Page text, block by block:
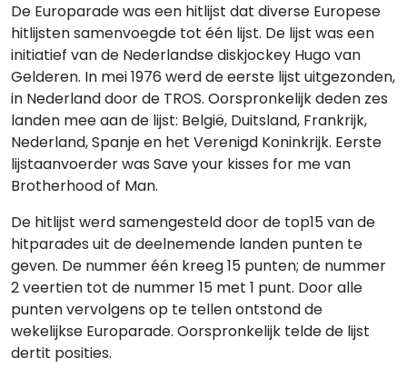
De Europarade was een hitlijst dat diverse Europese
hitlijsten samenvoegde tot één lijst. De lijst was een
initiatief van de Nederlandse diskjockey Hugo van
Gelderen. In mei 1976 werd de eerste lijst uitgezonden,
in Nederland door de TROS. Oorspronkelijk deden zes
landen mee aan de lijst: België, Duitsland, Frankrijk,
Nederland, Spanje en het Verenigd Koninkrijk. Eerste
lijstaanvoerder was Save your kisses for me van
Brotherhood of Man.
De hitlijst werd samengesteld door de top15 van de
hitparades uit de deelnemende landen punten te
geven. De nummer één kreeg 15 punten; de nummer
2 veertien tot de nummer 15 met 1 punt. Door alle
punten vervolgens op te tellen ontstond de
wekelijkse Europarade. Oorspronkelijk telde de lijst
dertit posities.